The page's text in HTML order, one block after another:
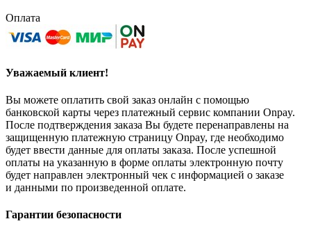
Оплата
Уважаемый клиент!
Вы можете оплатить свой заказ онлайн с помощью
банковской карты через платежный сервис компании Onpay.
После подтверждения заказа Вы будете перенаправлены на
защищенную платежную страницу Onpay, где необходимо
будет ввести данные для оплаты заказа. После успешной
оплаты на указанную в форме оплаты электронную почту
будет направлен электронный чек с информацией о заказе
и данными по произведенной оплате.
Гарантии безопасности